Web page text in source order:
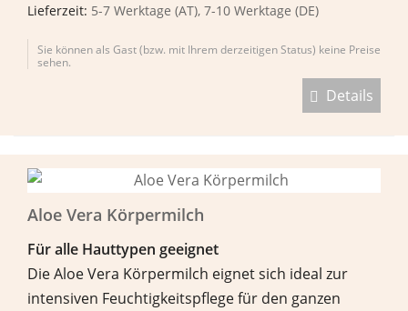
Lieferzeit: 5-7 Werktage (AT), 7-10 Werktage (DE)
Sie können als Gast (bzw. mit Ihrem derzeitigen Status) keine Preise
sehen.
Details
Aloe Vera Körpermilch
Für alle Hauttypen geeignet
Die Aloe Vera Körpermilch eignet sich ideal zur
intensiven Feuchtigkeitspflege für den ganzen